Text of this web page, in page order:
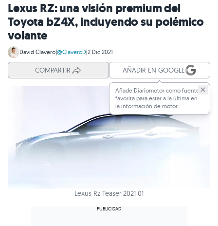
Lexus RZ: una visión premium del
Toyota bZ4X, incluyendo su polémico
volante
David Clavero|@ClaveroD|2 Dic 2021
COMPARTIR AÑADIR EN GOOGLE
Añade Diariomotor como fuente
favorita para estar a la última en
la información de motor.
Lexus Rz Teaser 2021 01